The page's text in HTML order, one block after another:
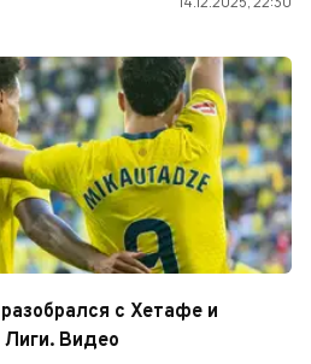
с Хетафе и
Лиги. Видео